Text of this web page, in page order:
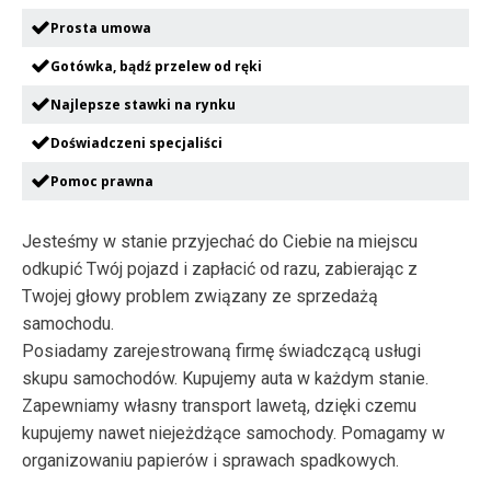
Prosta umowa
Gotówka, bądź przelew od ręki
Najlepsze stawki na rynku
Doświadczeni specjaliści
Pomoc prawna
Jesteśmy w stanie przyjechać do Ciebie na miejscu
odkupić Twój pojazd i zapłacić od razu, zabierając z
Twojej głowy problem związany ze sprzedażą
samochodu.
Posiadamy zarejestrowaną firmę świadczącą usługi
skupu samochodów. Kupujemy auta w każdym stanie.
Zapewniamy własny transport lawetą, dzięki czemu
kupujemy nawet niejeżdżące samochody. Pomagamy w
organizowaniu papierów i sprawach spadkowych.